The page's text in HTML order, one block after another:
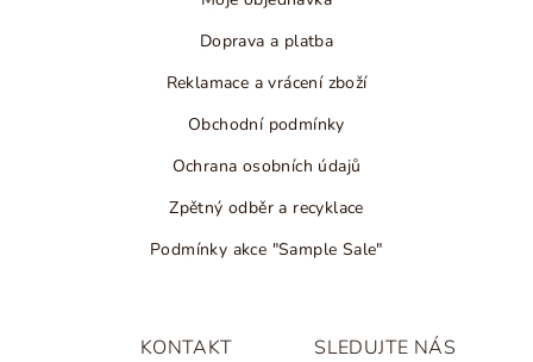
Doprava a platba
Reklamace a vrácení zboží
Obchodní podmínky
Ochrana osobních údajů
Zpětný odběr a recyklace
Podmínky akce "Sample Sale"
KONTAKT SLEDUJTE NÁS